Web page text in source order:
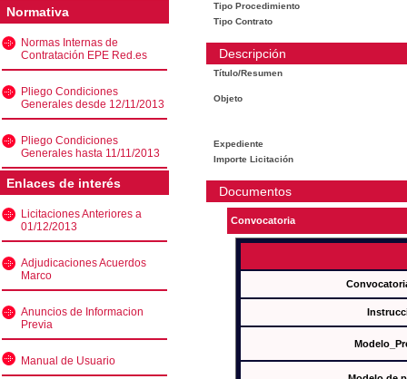
Normativa
Normas Internas de
Contratación EPE Red.es
Pliego Condiciones
Generales desde 12/11/2013
Pliego Condiciones
Generales hasta 11/11/2013
Enlaces de interés
Licitaciones Anteriores a
01/12/2013
Adjudicaciones Acuerdos
Marco
Anuncios de Informacion
Previa
Manual de Usuario
Tipo Procedimiento
Tipo Contrato
Descripción
Título/Resumen
Objeto
Expediente
Importe Licitación
Documentos
Convocatoria